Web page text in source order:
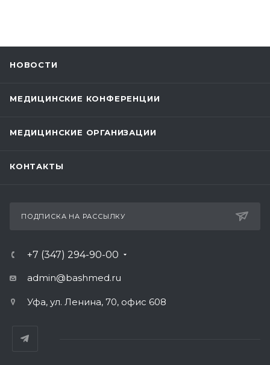
НОВОСТИ
МЕДИЦИНСКИЕ КОНФЕРЕНЦИИ
МЕДИЦИНСКИЕ ОРГАНИЗАЦИИ
КОНТАКТЫ
ПОДПИСКА НА РАССЫЛКУ
+7 (347) 294-90-00
admin@bashmed.ru
Уфа, ул. Ленина, 70, офис 608